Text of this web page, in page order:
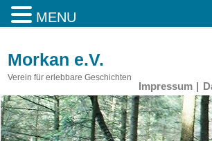
Morkan e.V.
Verein für erlebbare Geschichten
Impressum
MENU